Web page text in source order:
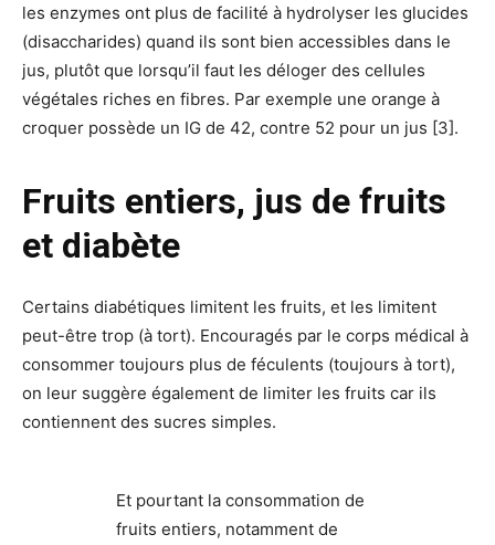
les enzymes ont plus de facilité à hydrolyser les glucides
(disaccharides) quand ils sont bien accessibles dans le
jus, plutôt que lorsqu’il faut les déloger des cellules
végétales riches en fibres. Par exemple une orange à
croquer possède un IG de 42, contre 52 pour un jus [3].
Fruits entiers, jus de fruits
et diabète
Certains diabétiques limitent les fruits, et les limitent
peut-être trop (à tort). Encouragés par le corps médical à
consommer toujours plus de féculents (toujours à tort),
on leur suggère également de limiter les fruits car ils
contiennent des sucres simples.
Et pourtant la consommation de
fruits entiers, notamment de